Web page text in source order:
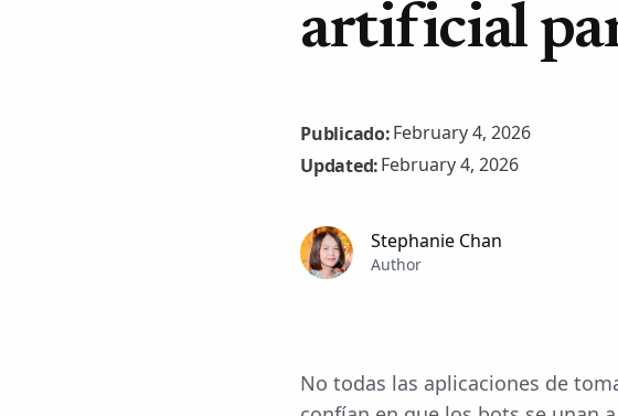
artificial
Publicado:February 4, 2026
Updated:February 4, 2026
Stephanie Chan
Author
No todas las aplicaciones de